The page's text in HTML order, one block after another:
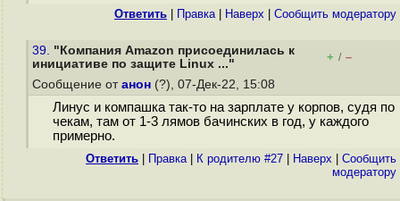
Ответить Правка| Наверх Cообщить модератору
39. "Компания Amazon присоединилась к
инициативе по защите Linux ..."
+ / –
Сообщение от анон (?), 07-Дек-22, 15:08
Линус и компашка так-то на зарплате у корпов, судя по
чекам, там от 1-3 лямов бачинских в год, у каждого
примерно.
Ответить Правка| К родителю #27 Наверх
Cообщить
модератору